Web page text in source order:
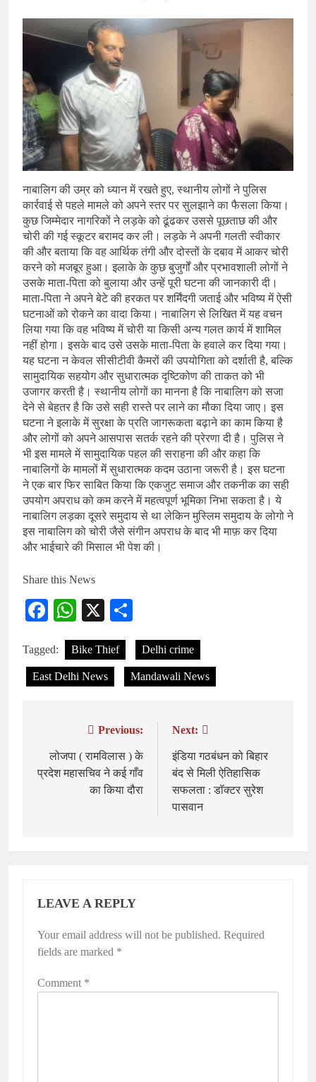
नाबालिग की उम्र को ध्यान में रखते हुए, स्थानीय लोगों ने पुलिस
कार्रवाई से पहले मामले को अपने स्तर पर सुलझाने का फैसला किया।
कुछ जिम्मेदार नागरिकों ने लड़के को ढूंढकर उससे पूछताछ की और
चोरी की गई स्कूटर बरामद कर ली। लड़के ने अपनी गलती स्वीकार
की और बताया कि वह आर्थिक तंगी और दोस्तों के दबाव में आकर चोरी
करने को मजबूर हुआ। इलाके के कुछ बुजुर्गों और प्रभावशाली लोगों ने
उसके माता-पिता को बुलाया और उन्हें पूरी घटना की जानकारी दी।
माता-पिता ने अपने बेटे की हरकत पर शर्मिंदगी जताई और भविष्य में ऐसी
घटनाओं को रोकने का वादा किया। नाबालिग से लिखित में यह वचन
लिया गया कि वह भविष्य में चोरी या किसी अन्य गलत कार्य में शामिल
नहीं होगा। इसके बाद उसे उसके माता-पिता के हवाले कर दिया गया।
यह घटना न केवल सीसीटीवी कैमरों की उपयोगिता को दर्शाती है, बल्कि
सामुदायिक सहयोग और सुधारात्मक दृष्टिकोण की ताकत को भी
उजागर करती है। स्थानीय लोगों का मानना है कि नाबालिग को सजा
देने से बेहतर है कि उसे सही रास्ते पर लाने का मौका दिया जाए। इस
घटना ने इलाके में सुरक्षा के प्रति जागरूकता बढ़ाने का काम किया है
और लोगों को अपने आसपास सतर्क रहने की प्रेरणा दी है। पुलिस ने
भी इस मामले में सामुदायिक पहल की सराहना की और कहा कि
नाबालिगों के मामलों में सुधारात्मक कदम उठाना जरूरी है। इस घटना
ने एक बार फिर साबित किया कि एकजुट समाज और तकनीक का सही
उपयोग अपराध को कम करने में महत्वपूर्ण भूमिका निभा सकता है। ये
नाबालिग लड़का दूसरे समुदाय से था लेकिन मुस्लिम समुदाय के लोगो ने
इस नाबालिग को चोरी जैसे संगीन अपराध के बाद भी माफ़ कर दिया
और भाईचारे की मिसाल भी पेश की।
Share this News
Facebook
WhatsApp
X
Tagged: Bike Thief Delhi crime
East Delhi News Mandawali News
navigation
Previous:
लोजपा ( रामविलास ) के
प्रदेश महासचिव ने कई गाँव
का किया दौरा
Next:
इंडिया गठबंधन को बिहार
बंद से मिली ऐतिहासिक
सफलता : डॉक्टर सुरेश
पासवान
LEAVE A REPLY
Your email address will not be published. Required
fields are marked *
Comment *